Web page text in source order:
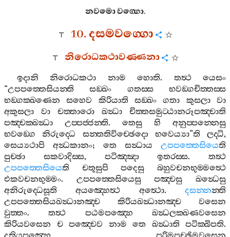
නවමොවග‍්ගො.
10.දසමවග‍්ගො
නිරොධකථාවණ‍්ණනා
ඉදානි නිරොධකථා නාම හොති. තත්‍ථ
යෙසං
“උපපත‍්තෙසියන‍්ති සඞ‍්ඛං ගතස‍්ස
භවඞ‍්ගචිත‍්තස‍්ස
භඞ‍්ගක‍්ඛණෙන
සහෙව කිරියාති සඞ‍්ඛං ගතා කුසලා
වා
අකුසලා
වා චත‍්තාරො ඛන්‍ධා
චිත‍්තසමුට‍්ඨානරූපඤ‍්චාති
පඤ‍්චක‍්ඛන්‍ධා
උප‍්පජ‍්ජන‍්ති. තෙසු හි
අනුප‍්පන‍්නෙසු
භවඞ‍්ගෙ
නිරුද‍්ධෙ සන‍්තතිවිච‍්ඡෙදො භවෙය්‍යා”ති ලද‍්ධි,
සෙය්‍යථාපි
අන්‍ධකානං; තෙ සන්‍ධාය උපපත‍්තෙසියෙති
පුච‍්ඡා
සකවාදිස‍්ස, පටිඤ‍්ඤා ඉතරස‍්ස. තත්‍ථ
උපපත‍්තෙසියෙති චතූසුපි පදෙසු
බහුවචනභුම‍්මත්‍ථෙ
එකවචනභුම‍්මං. උපපත‍්තෙසියෙසු පඤ‍්චසු
ඛන්‍ධෙසු
අනිරුද‍්ධෙසූති
අයඤ‍්හෙත්‍ථ අත්‍ථො.දසන‍්නන‍්ති
උපපත‍්තෙසියඛන්‍ධානඤ‍්ච
කිරියඛන්‍ධානඤ‍්ච
වසෙන
වුත‍්තං.තත්‍ථ පඨමපඤ‍්හෙ
ඛන්‍ධලක‍්ඛණවසෙන
කිරියවසෙන
ච පඤ‍්චෙව නාම තෙ ඛන්‍ධාති පටික‍්ඛිපති.